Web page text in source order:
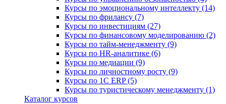
Курсы по эмоциональному интеллекту (14)
Курсы по фрилансу (7)
Курсы по инвестициям (27)
Курсы по финансовому моделированию (2)
Курсы по тайм-менеджменту (9)
Курсы по HR-аналитике (6)
Курсы по медиации (9)
Курсы по личностному росту (9)
Курсы по 1С ERP (5)
Курсы по туристическому менеджменту (1)
Каталог курсов